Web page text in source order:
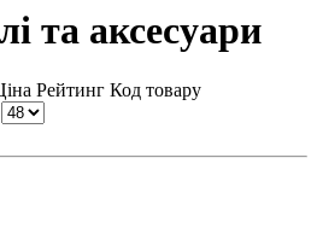
та аксесуари
Рейтинг Код товару